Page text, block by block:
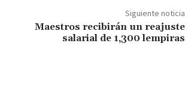
Siguiente noticia
Maestros recibirán un reajuste
salarial de 1,300 lempiras